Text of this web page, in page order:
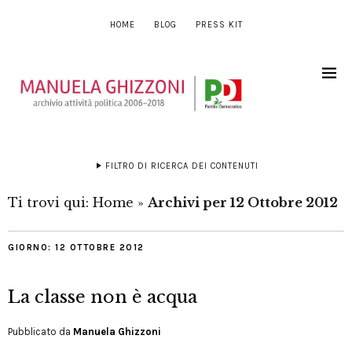
HOME BLOG PRESS KIT
FILTRO DI RICERCA DEI CONTENUTI
Ti trovi qui: Home » Archivi per 12 Ottobre 2012
GIORNO: 12 OTTOBRE 2012
La classe non è acqua
Pubblicato da Manuela Ghizzoni